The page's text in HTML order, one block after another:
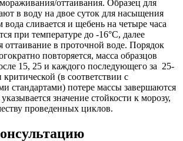
оттаивания. Образец для
в воду на двое суток для насыщения
вода сливается и щебень на четыре часа
при температуре до -16°С, далее
оттаивание в проточной воде. Порядок
повторяется, масса образцов
15, 25 и каждого последующего за 25-
(в соответствии с
стандартами) потере массы завершаются
значение стойкости к морозу,
проведенных циклов.